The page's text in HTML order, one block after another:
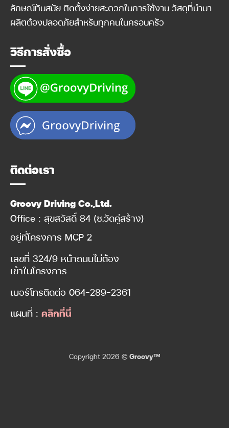
ลักษณ์ทันสมัย ติดตั้งง่ายสะดวกในการใช้งาน วัสดุที่นำมา
ผลิตต้องปลอดภัยสำหรับทุกคนในครอบครัว
วิธีการสั่งซื้อ
ติดต่อเรา
Groovy Driving Co.,Ltd.
Office : สุขสวัสดิ์ 84 (ซ.วัดคู่สร้าง)
อยู่ที่โครงการ MCP 2
เลขที่ 324/9 หน้าถนนไม่ต้อง
เข้าในโครงการ
เบอร์โทรติดต่อ 064-289-2361
แผนที่ : คลิกที่นี่
Copyright 2026 © Groovy™